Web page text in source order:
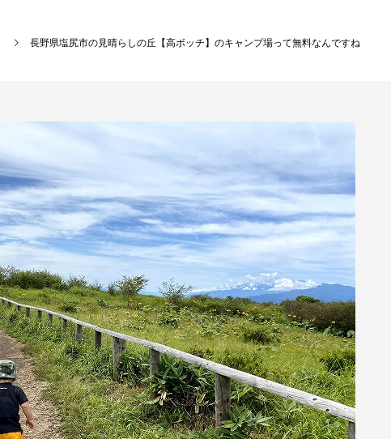
長野県塩尻市の見晴らしの丘【高ボッチ】のキャンプ場って無料なんですね